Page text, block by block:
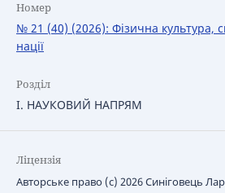
Номер
№ 21 (40) (2026): Фізична культура,
нації
Розділ
І. НАУКОВИЙ НАПРЯМ
Ліцензія
Авторське право (c) 2026 Синіговець